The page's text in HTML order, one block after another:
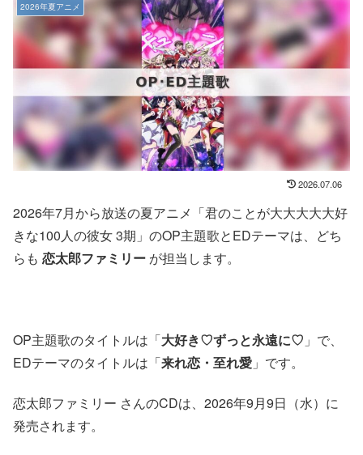
2026年夏アニメ
2026.07.06
2026年7月から放送の夏アニメ「君のことが大大大大大好
きな100人の彼女 3期」のOP主題歌とEDテーマは、どち
らも 恋太郎ファミリー が担当します。
OP主題歌のタイトルは「大好き♡ずっと永遠に♡ 」で、
EDテーマのタイトルは「来れ恋・至れ愛 」です。
恋太郎ファミリー さんのCDは、2026年9月9日（水）に
発売されます。